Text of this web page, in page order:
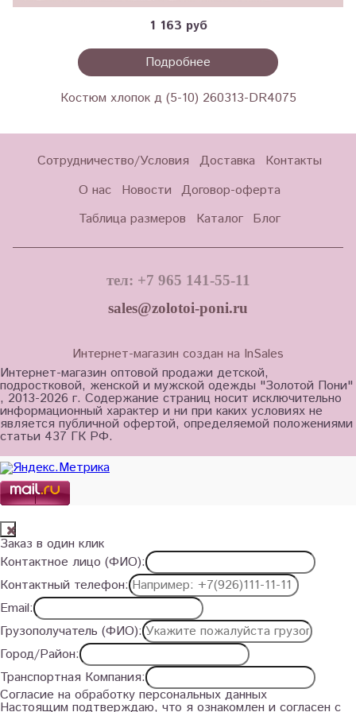
1 163 руб
Подробнее
Костюм хлопок д (5-10) 260313-DR4075
Сотрудничество/Условия Доставка
Контакты
О нас
Новости Договор-оферта
Таблица размеров
Каталог Блог
тел: +7 965 141-55-11
sales@zolotoi-poni.ru
Интернет-магазин создан на InSales
Интернет-магазин оптовой продажи детской,
подростковой, женской и мужской одежды "Золотой Пони"
, 2013-2026 г. Содержание страниц носит исключительно
информационный характер и ни при каких условиях не
является публичной офертой, определяемой положениями
статьи 437 ГК РФ.
Заказ в один клик
Контактное лицо (ФИО):
Контактный телефон:
Email:
Грузополучатель (ФИО):
Город/Район:
Транспортная Компания:
Согласие на обработку персональных данных
Настоящим подтверждаю, что я ознакомлен и согласен с